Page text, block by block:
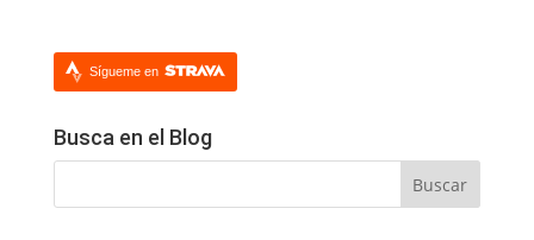
Sígueme en
Busca en el Blog